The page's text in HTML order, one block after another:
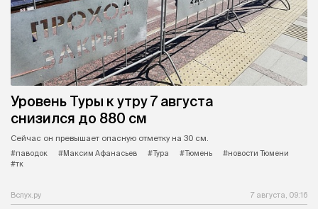
Уровень Туры к утру 7 августа
снизился до 880 см
Сейчас он превышает опасную отметку на 30 см.
#паводок
#Максим Афанасьев #Тура #Тюмень
#новости Тюмени
#тк
Вслух.ру 7 августа, 09:16